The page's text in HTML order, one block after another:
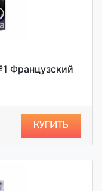
Французский
КУПИТЬ